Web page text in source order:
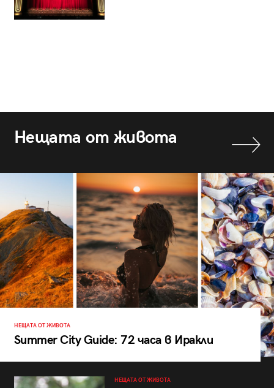
Нещата от живота
НЕЩАТА ОТ ЖИВОТА
Summer City Guide: 72 часа в Иракли
НЕЩАТА ОТ ЖИВОТА